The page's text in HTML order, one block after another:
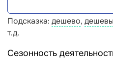
Подсказка: дешево,
т.д.
Сезонность